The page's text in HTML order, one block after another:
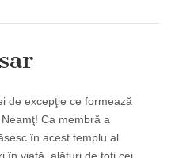
de excepţie ce formează
Ca membră a
în acest templu al